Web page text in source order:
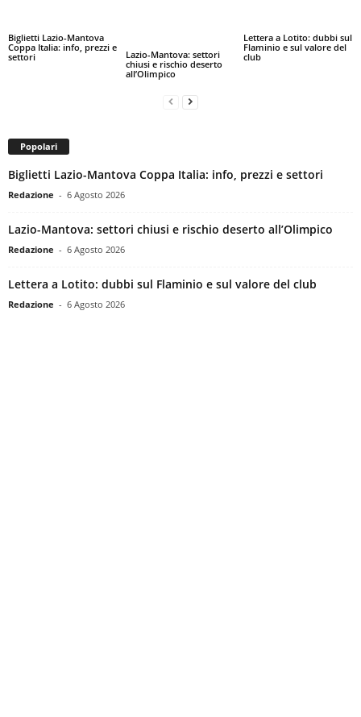
Biglietti Lazio-Mantova
Coppa Italia: info, prezzi e
settori
Lazio-Mantova: settori
chiusi e rischio deserto
all’Olimpico
Lettera a Lotito: dubbi sul
Flaminio e sul valore del
club
Popolari
Biglietti Lazio-Mantova Coppa Italia: info, prezzi e settori
Redazione - 6 Agosto 2026
Lazio-Mantova: settori chiusi e rischio deserto all’Olimpico
Redazione - 6 Agosto 2026
Lettera a Lotito: dubbi sul Flaminio e sul valore del club
Redazione - 6 Agosto 2026